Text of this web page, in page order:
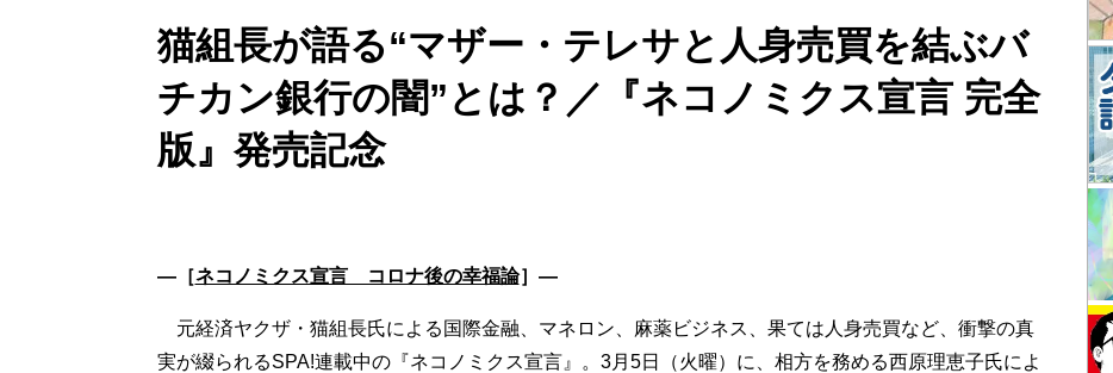
猫組長が語る“マザー・テレサと人身売買を結ぶバ
チカン銀行の闇”とは？／『ネコノミクス宣言 完全
版』発売記念
―［ネコノミクス宣言 コロナ後の幸福論］―
元経済ヤクザ・猫組長氏による国際金融、マネロン、麻薬ビジネス、果ては人身売買など、衝撃の真
実が綴られるSPA!連載中の『ネコノミクス宣言』。3月5日（火曜）に、相方を務める西原理恵子氏によ